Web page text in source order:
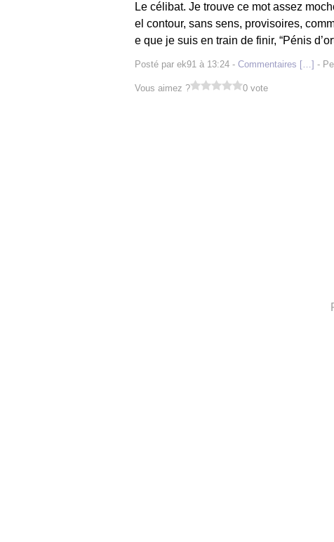
Le célibat. Je trouve ce mot assez
el contour, sans sens, provisoires,
e que je suis en train de finir, “Pénis
Posté par ek91 à 13:24 - Commentaires […] -
Vous aimez ? 0 vote